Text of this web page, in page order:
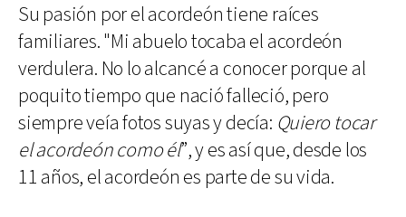
Su pasión por el acordeón tiene raíces
familiares. "Mi abuelo tocaba el acordeón
verdulera. No lo alcancé a conocer porque al
poquito tiempo que nació falleció, pero
siempre veía fotos suyas y decía: Quiero tocar
el acordeón como él”, y es así que, desde los
11 años, el acordeón es parte de su vida.